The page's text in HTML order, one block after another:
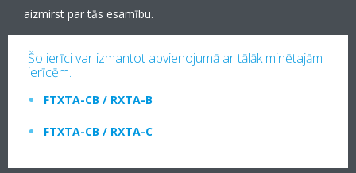
aizmirst par tās esamību.
Šo ierīci var izmantot apvienojumā ar tālāk minētajām
ierīcēm.
FTXTA-CB / RXTA-B
FTXTA-CB / RXTA-C